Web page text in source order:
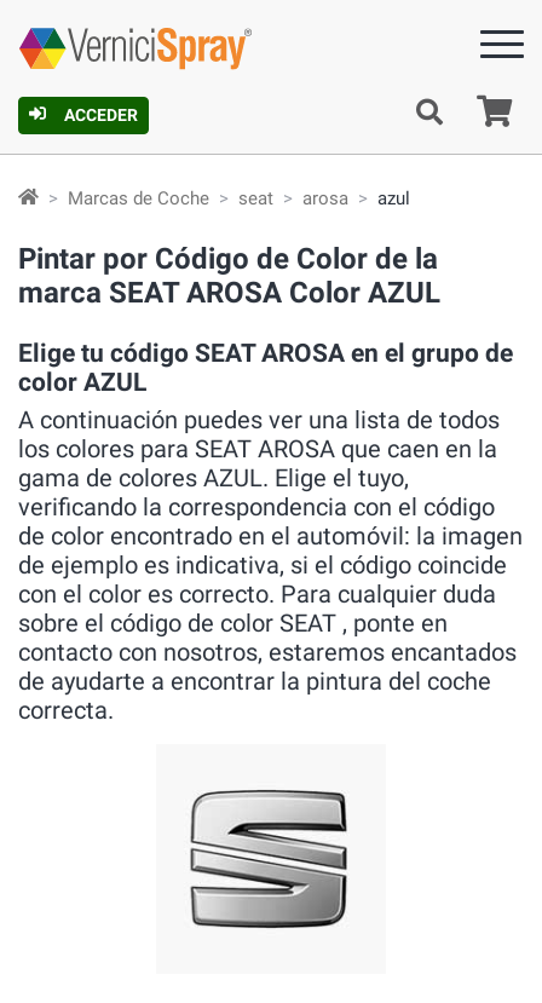
ACCEDER
Marcas de Coche seat arosa azul
Pintar por Código de Color de la
marca SEAT AROSA Color AZUL
Elige tu código SEAT AROSA en el grupo de
color AZUL
A continuación puedes ver una lista de todos
los colores para SEAT AROSA que caen en la
gama de colores AZUL. Elige el tuyo,
verificando la correspondencia con el código
de color encontrado en el automóvil: la imagen
de ejemplo es indicativa, si el código coincide
con el color es correcto. Para cualquier duda
sobre el código de color SEAT , ponte en
contacto con nosotros, estaremos encantados
de ayudarte a encontrar la pintura del coche
correcta.